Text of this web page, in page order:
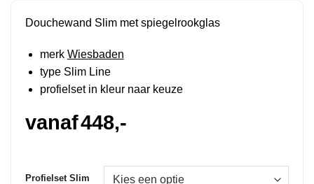
Douchewand Slim met spiegelrookglas
merk Wiesbaden
type Slim Line
profielset in kleur naar keuze
vanaf448,-
Profielset Slim